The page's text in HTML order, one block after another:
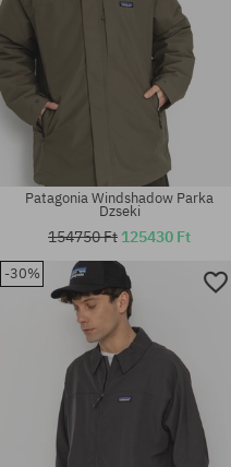
Elérhető méretek:
Patagonia Windshadow Parka
Dzseki
154750 Ft 125430 Ft
-30%